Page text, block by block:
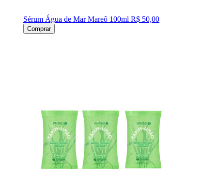
Sérum Água de Mar Mareô 100ml R$ 50,00
Comprar